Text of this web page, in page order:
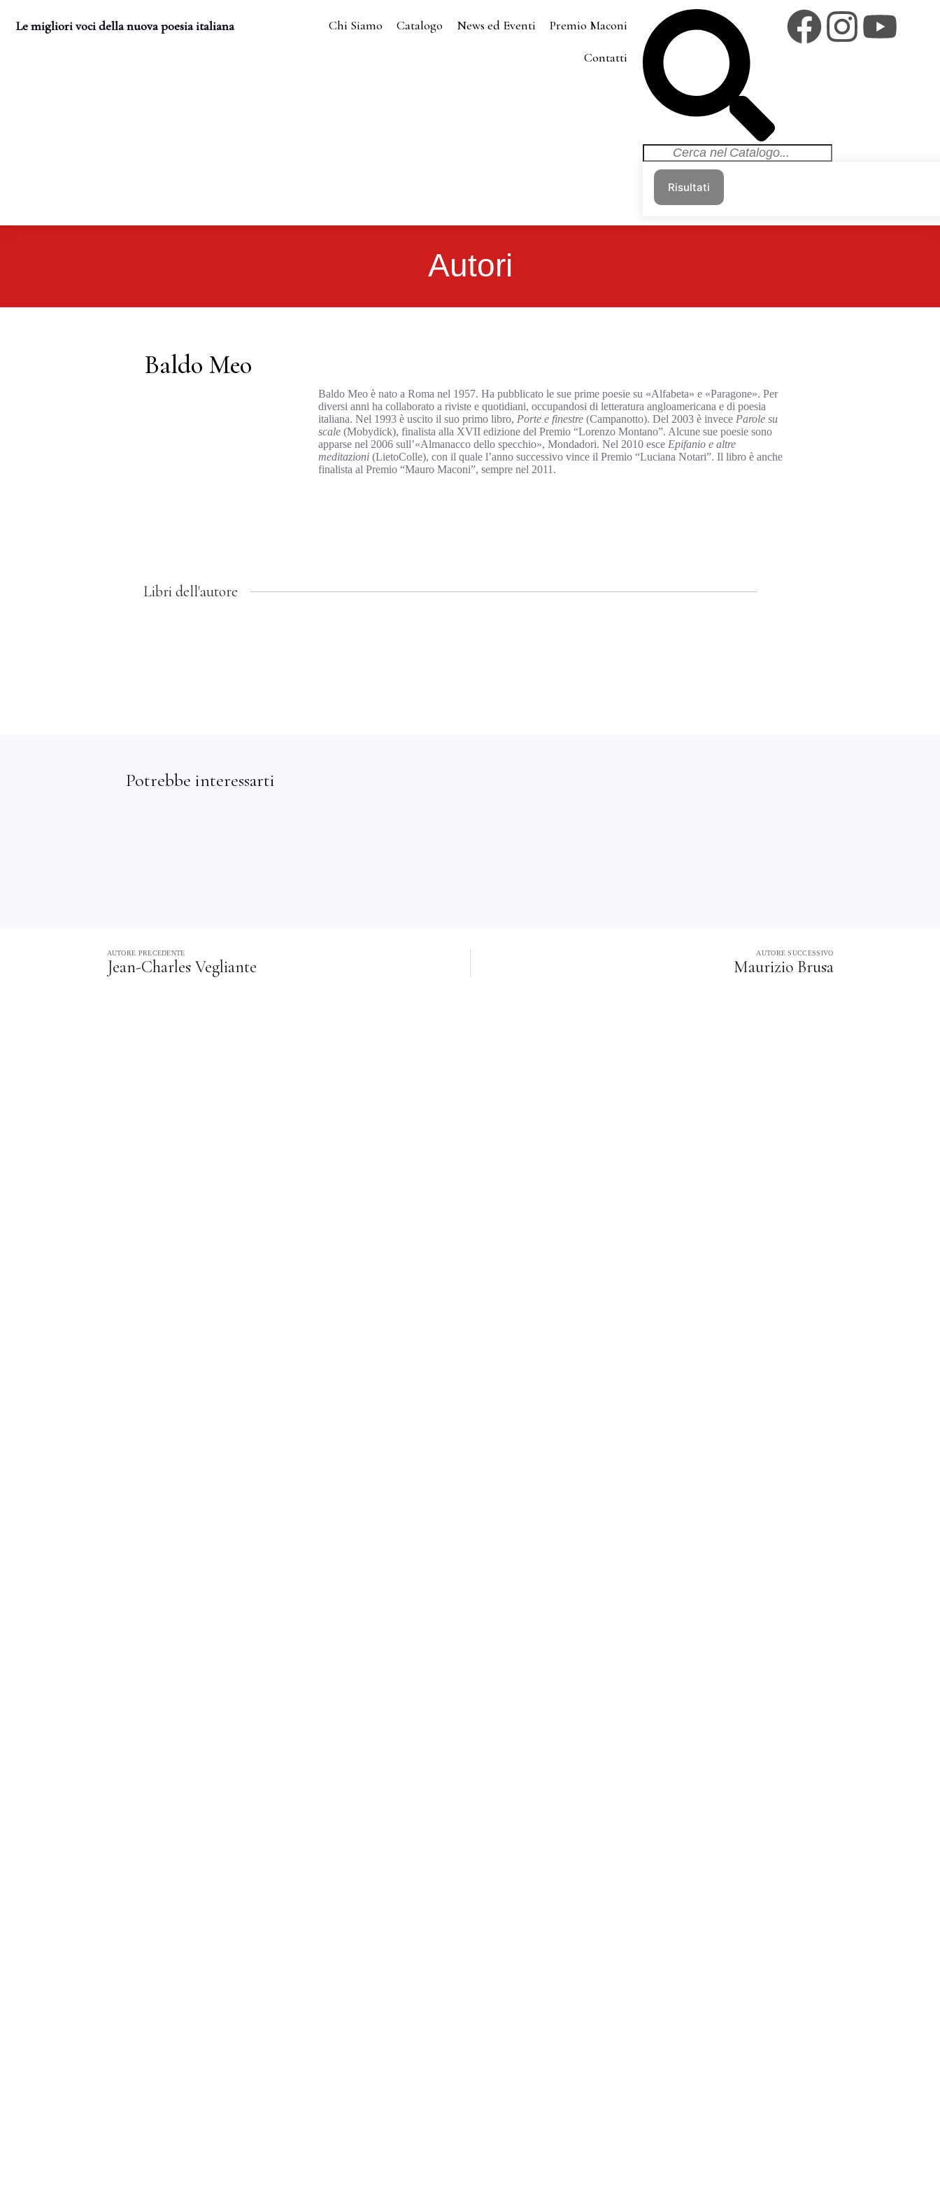
Le migliori voci della nuova poesia italiana Chi Siamo Catalogo News ed Eventi Premio Maconi
Contatti
Risultati
Autori
Baldo Meo
Baldo Meo è nato a Roma nel 1957. Ha pubblicato le sue prime poesie su «Alfabeta» e «Paragone». Per
diversi anni ha collaborato a riviste e quotidiani, occupandosi di letteratura angloamericana e di poesia
italiana. Nel 1993 è uscito il suo primo libro, Porte e finestre (Campanotto). Del 2003 è invece Parole su
scale (Mobydick), finalista alla XVII edizione del Premio “Lorenzo Montano”. Alcune sue poesie sono
apparse nel 2006 sull’«Almanacco dello specchio», Mondadori. Nel 2010 esce Epifanio e altre
meditazioni (LietoColle), con il quale l’anno successivo vince il Premio “Luciana Notari”. Il libro è anche
finalista al Premio “Mauro Maconi”, sempre nel 2011.
Libri dell'autore
Potrebbe interessarti
AUTORE PRECEDENTE
Jean-Charles Vegliante
AUTORE SUCCESSIVO
Maurizio Brusa